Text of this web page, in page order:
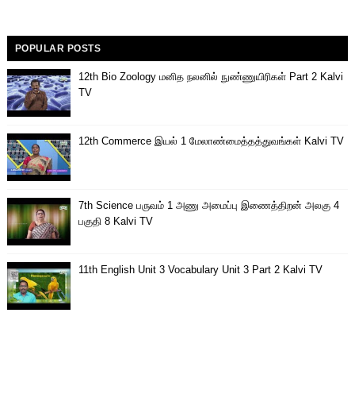
POPULAR POSTS
12th Bio Zoology மனித நலனில் நுண்ணுயிரிகள் Part 2 Kalvi
TV
12th Commerce இயல் 1 மேலாண்மைத்தத்துவங்கள் Kalvi TV
7th Science பருவம் 1 அணு அமைப்பு இணைத்திறன் அலகு 4
பகுதி 8 Kalvi TV
11th English Unit 3 Vocabulary Unit 3 Part 2 Kalvi TV